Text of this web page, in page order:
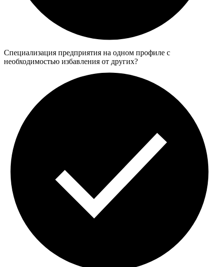
Специализация предприятия на одном профиле с
необходимостью избавления от других?